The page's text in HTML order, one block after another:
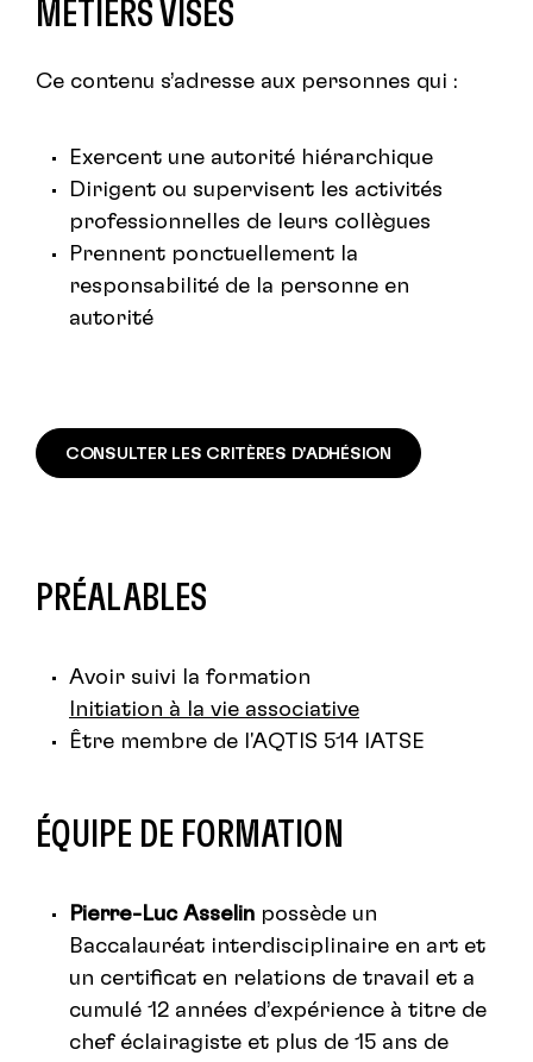
MÉTIERS VISÉS
Ce contenu s’adresse aux personnes qui :
Exercent une autorité hiérarchique
Dirigent ou supervisent les activités
professionnelles de leurs collègues
Prennent ponctuellement la
responsabilité de la personne en
autorité
CONSULTER LES CRITÈRES D'ADHÉSION
PRÉALABLES
Avoir suivi la formation
Initiation à la vie associative
Être membre de l'AQTIS 514 IATSE
ÉQUIPE DE FORMATION
Pierre-Luc Asselin possède un
Baccalauréat interdisciplinaire en art et
un certificat en relations de travail et a
cumulé 12 années d’expérience à titre de
chef éclairagiste et plus de 15 ans de